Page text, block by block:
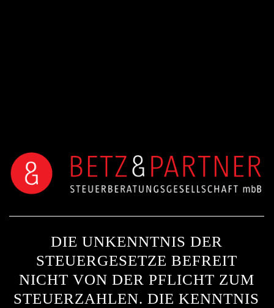
DIE UNKENNTNIS DER
STEUERGESETZE BEFREIT
NICHT VON DER PFLICHT ZUM
STEUERZAHLEN. DIE KENNTNIS